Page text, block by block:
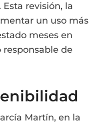
revisión, la
un uso más
meses en
de
Martín, en la